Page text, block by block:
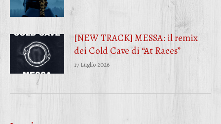
[NEW TRACK] MESSA: il remix
dei Cold Cave di “At Races”
17 Luglio 2026